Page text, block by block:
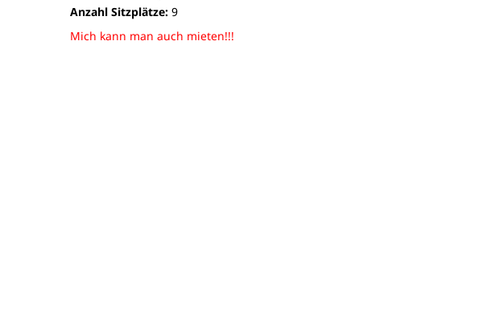
Anzahl Sitzplätze: 9
Mich kann man auch mieten!!!